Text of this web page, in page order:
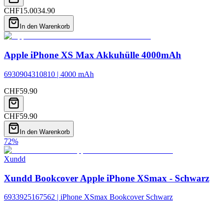
CHF15.0034.90
In den Warenkorb
Apple iPhone XS Max Akkuhülle 4000mAh
6930904310810 | 4000 mAh
CHF59.90
CHF59.90
In den Warenkorb
72%
Xundd
Xundd Bookcover Apple iPhone XSmax - Schwarz
6933925167562 | iPhone XSmax Bookcover Schwarz